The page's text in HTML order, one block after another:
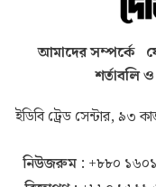
আমাদের সম্পর্কে
শর্তাবলি
ইডিবি ট্রেড সেন্টার, ৯৩
নিউজরুম : +৮৮০